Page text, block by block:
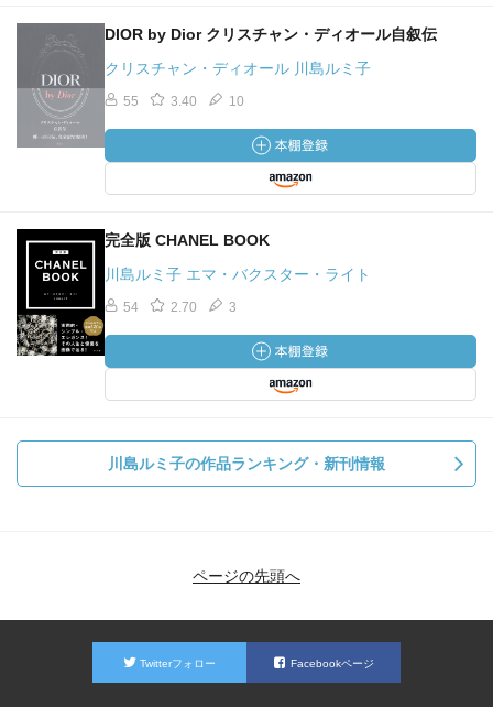
DIOR by Dior クリスチャン・ディオール自叙伝
クリスチャン・ディオール 川島ルミ子
55 3.40 10
完全版 CHANEL BOOK
川島ルミ子 エマ・バクスター・ライト
54 2.70 3
川島ルミ子の作品ランキング・新刊情報
ページの先頭へ
Twitterフォロー Facebookページ